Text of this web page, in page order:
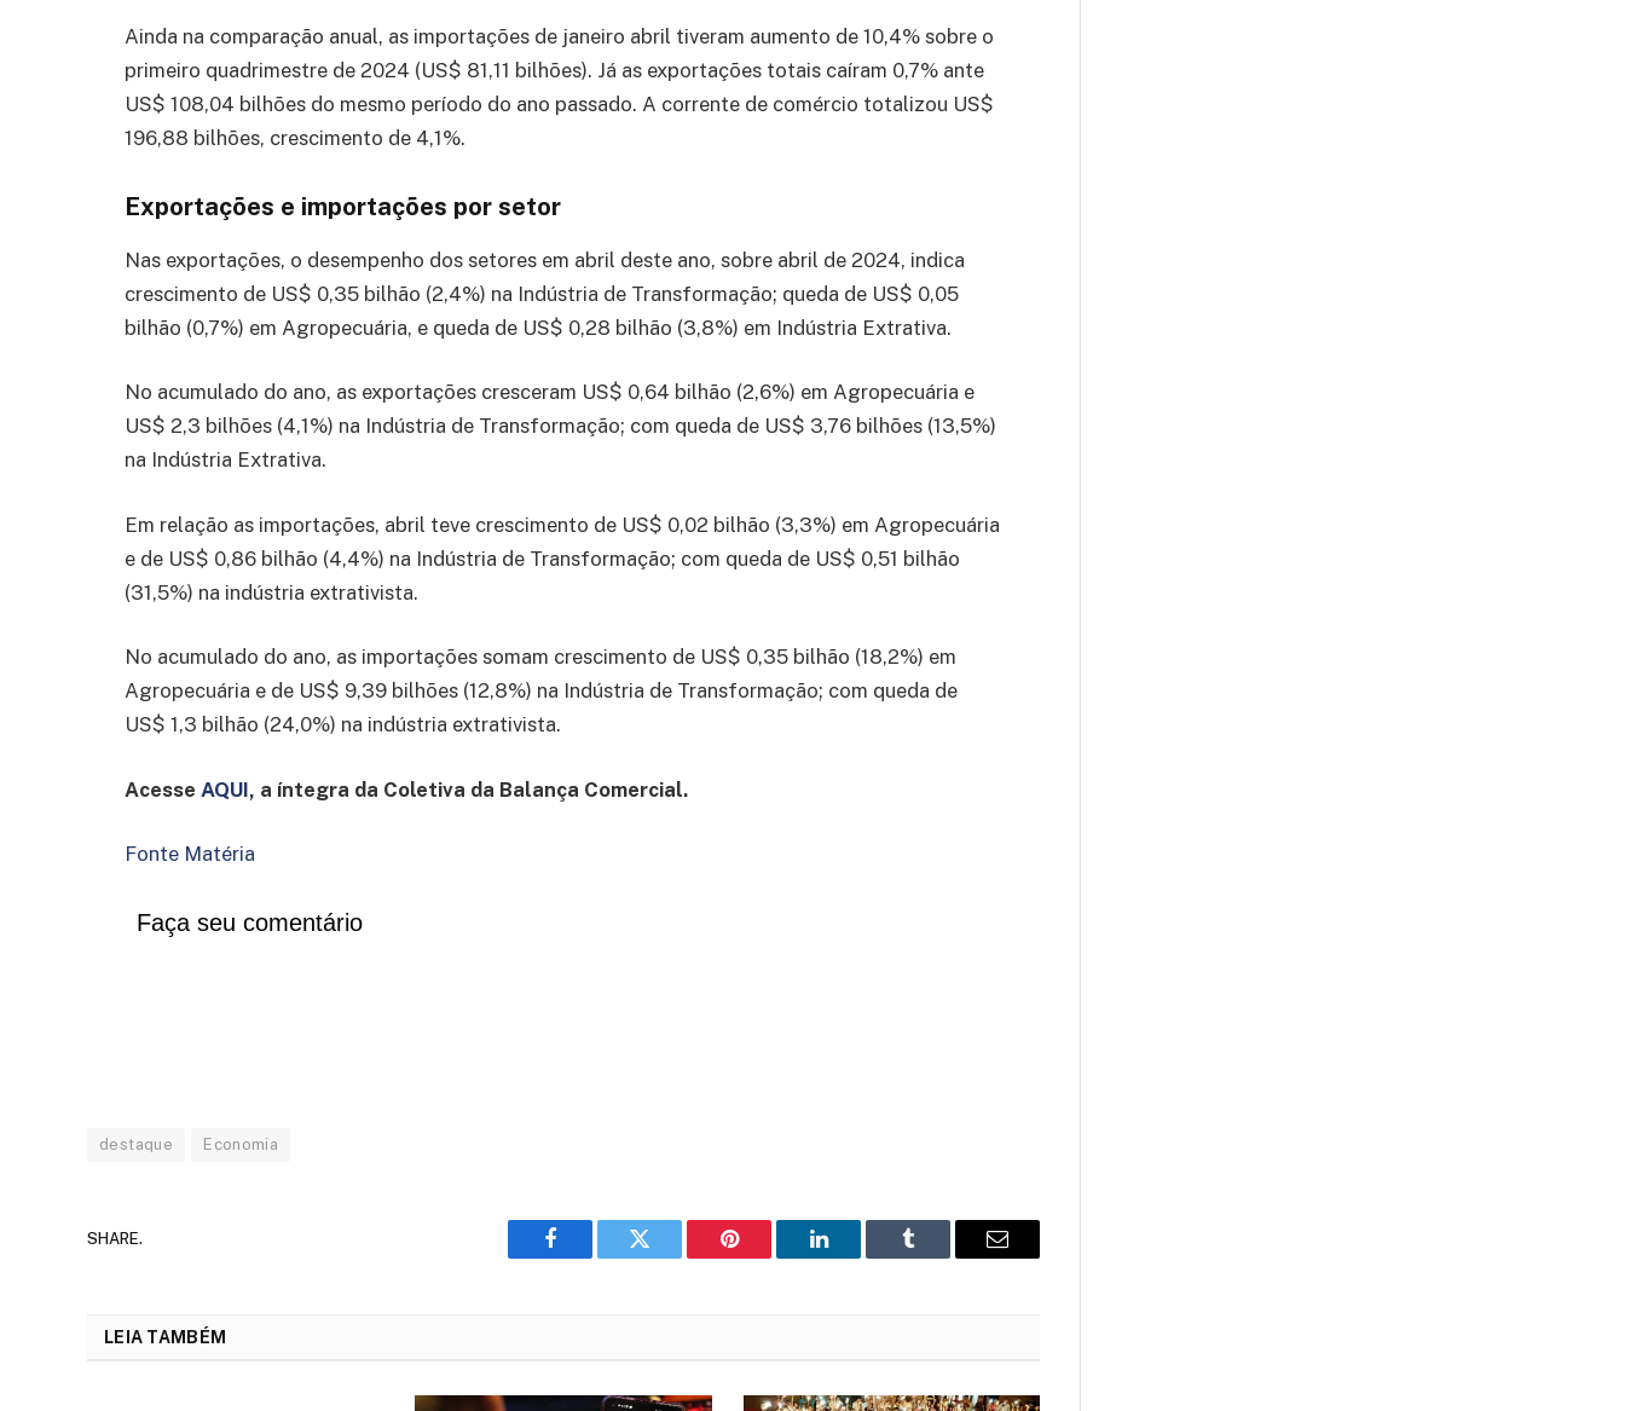
Ainda na comparação anual, as importações de janeiro abril tiveram aumento de 10,4% sobre o
primeiro quadrimestre de 2024 (US$ 81,11 bilhões). Já as exportações totais caíram 0,7% ante
US$ 108,04 bilhões do mesmo período do ano passado. A corrente de comércio totalizou US$
196,88 bilhões, crescimento de 4,1%.
Exportações e importações por setor
Nas exportações, o desempenho dos setores em abril deste ano, sobre abril de 2024, indica
crescimento de US$ 0,35 bilhão (2,4%) na Indústria de Transformação; queda de US$ 0,05
bilhão (0,7%) em Agropecuária, e queda de US$ 0,28 bilhão (3,8%) em Indústria Extrativa.
No acumulado do ano, as exportações cresceram US$ 0,64 bilhão (2,6%) em Agropecuária e
US$ 2,3 bilhões (4,1%) na Indústria de Transformação; com queda de US$ 3,76 bilhões (13,5%)
na Indústria Extrativa.
Em relação as importações, abril teve crescimento de US$ 0,02 bilhão (3,3%) em Agropecuária
e de US$ 0,86 bilhão (4,4%) na Indústria de Transformação; com queda de US$ 0,51 bilhão
(31,5%) na indústria extrativista.
No acumulado do ano, as importações somam crescimento de US$ 0,35 bilhão (18,2%) em
Agropecuária e de US$ 9,39 bilhões (12,8%) na Indústria de Transformação; com queda de
US$ 1,3 bilhão (24,0%) na indústria extrativista.
Acesse AQUI, a íntegra da Coletiva da Balança Comercial.
Fonte Matéria
Faça seu comentário
destaque Economia
SHARE.
Facebook Twitter Pinterest LinkedIn Tumblr Email
LEIA TAMBÉM